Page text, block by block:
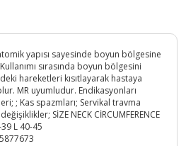
yapısı sayesinde boyun bölgesine
sırasında boyun bölgesini
hareketleri kısıtlayarak hastaya
MR uyumludur. Endikasyonları
; Kas spazmları; Servikal travma
SİZE NECK CİRCUMFERENCE
L 40-45